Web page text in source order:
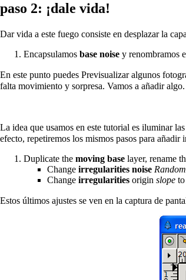
paso 2: ¡dale vida!
Dar vida a este fuego consiste en desplazar la capa
Encapsulamos base noise y renombramos
En este punto puedes Previsualizaralgunos
falta movimiento y sorpresa. Vamos a añadir algo.
La idea que usamos en este tutorial es iluminar
efecto, repetiremos los mismos pasos para añadir
Duplicate the moving base layer, rename
Change irregularities noise
Change irregularities origin slope
Estos últimos ajustes se ven en la captura de